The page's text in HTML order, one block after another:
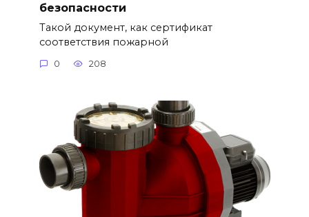
безопасности
Такой документ, как сертификат
соответствия пожарной
0 208